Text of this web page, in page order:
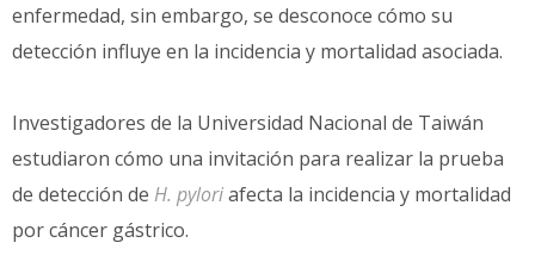
enfermedad, sin embargo, se desconoce cómo su
detección influye en la incidencia y mortalidad asociada.
Investigadores de la Universidad Nacional de Taiwán
estudiaron cómo una invitación para realizar la prueba
de detección de H. pyloriafecta la incidencia y mortalidad
por cáncer gástrico.